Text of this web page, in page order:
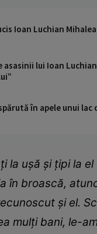
Ioan Luchian
lui Ioan
în apele unui
la ușă și țipi la
în broască,
și el.
mulți bani, le-